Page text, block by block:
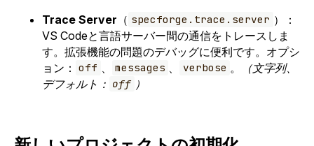
Trace Server （ specforge.trace.server ）：
VS Codeと言語サーバー間の通信をトレースしま
す。拡張機能の問題のデバッグに便利です。オプシ
ョン： off messages verbose 。
（文字列、
デフォルト： off ）